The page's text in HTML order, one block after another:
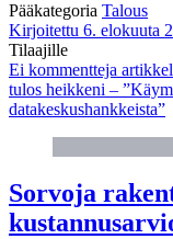
Pääkategoria Talous
Kirjoitettu 6. elokuuta
Tilaajille
Ei kommentteja
tulos heikkeni –
datakeskushankkeista”
Sorvoja